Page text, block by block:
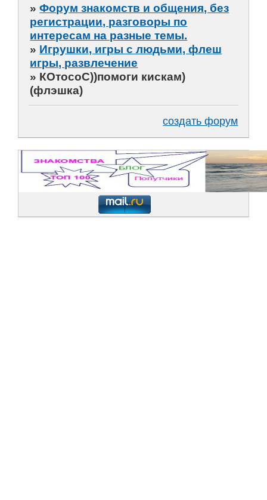
»Форум знакомств и общения, без
регистрации, разговоры по
интересам на разные темы.
» Игрушки, игры с людьми, флеш
игры, развлечение
» КОтосоС))помоги кискам)
(флэшка)
создать форум